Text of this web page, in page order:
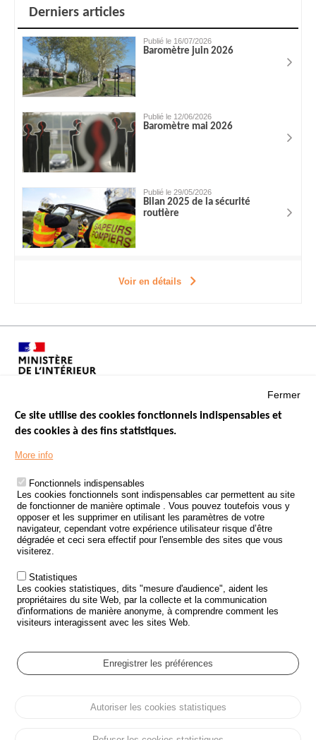
Derniers articles
Publié le 16/07/2026
Baromètre juin 2026
Publié le 12/06/2026
Baromètre mai 2026
Publié le 29/05/2026
Bilan 2025 de la sécurité
routière
Voir en détails
Menu
Footer
LES SITES PUBLICS
ÉTAT DE L’INSÉCURITÉ ROUTIÈRE
TRAITEMENT DES DONNÉES PERSONNELLES DES ACCIDENTS DE
LA ROUTE
ETUDES ET RECHERCHES
APPEL À PROJETS
POLITIQUE DE SÉCURITÉ ROUTIÈRE
Outils
AGENDA
GLOSSAIRE
Cookie settings
Protection des données personnelles et Cookies
Fermer
Ce site utilise des cookies fonctionnels indispensables et
des cookies à des fins statistiques.
More info
Fonctionnels indispensables
Les cookies fonctionnels sont indispensables car permettent au site
de fonctionner de manière optimale . Vous pouvez toutefois vous y
opposer et les supprimer en utilisant les paramètres de votre
navigateur, cependant votre expérience utilisateur risque d’être
dégradée et ceci sera effectif pour l'ensemble des sites que vous
visiterez.
Statistiques
Les cookies statistiques, dits "mesure d'audience", aident les
propriétaires du site Web, par la collecte et la communication
d'informations de manière anonyme, à comprendre comment les
visiteurs interagissent avec les sites Web.
Enregistrer les préférences
Autoriser les cookies statistiques